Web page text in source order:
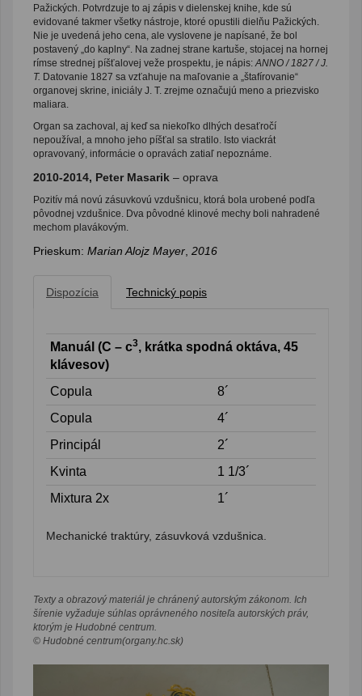
Pažických. Potvrdzuje to aj zápis v dielenskej knihe, kde sú
evidované takmer všetky nástroje, ktoré opustili dielňu Pažických.
Nie je uvedená jeho cena, ale vyslovene je napísané, že bol
postavený „do kaplny“. Na zadnej strane kartuše, stojacej na hornej
rímse strednej píšťalovej veže prospektu, je nápis:ANNO / 1827 / J.
T. Datovanie 1827 sa vzťahuje na maľovanie a „štafírovanie“
organovej skrine, iniciály J. T. zrejme označujú meno a priezvisko
maliara.
Organ sa zachoval, aj keď sa niekoľko dlhých desaťročí
nepoužíval, a mnoho jeho píšťal sa stratilo. Isto viackrát
opravovaný, informácie o opravách zatiaľ nepoznáme.
2010-2014, Peter Masarik – oprava
Pozitív má novú zásuvkovú vzdušnicu, ktorá bola urobené podľa
pôvodnej vzdušnice. Dva pôvodné klinové mechy boli nahradené
mechom plavákovým.
Prieskum: Marian Alojz Mayer 2016
Dispozícia Technický popis
Manuál (C – c3, krátka spodná oktáva, 45
klávesov)
Copula
8´
Copula
4´
Principál
2´
Kvinta
1 1/3´
Mixtura 2x
1´
Mechanické traktúry, zásuvková vzdušnica.
Texty a obrazový materiál je chránený autorským zákonom. Ich
šírenie vyžaduje súhlas oprávneného nositeľa autorských práv,
ktorým je Hudobné centrum.
© Hudobné centrum(organy.hc.sk)